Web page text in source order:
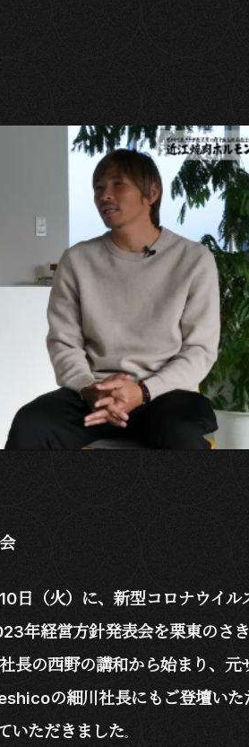
日（火）に、新型コロナウイル
年経営方針発表会を栗東のさ
長の西野の講和から始まり、元
の細川社長にもご登壇いた
いただきました。